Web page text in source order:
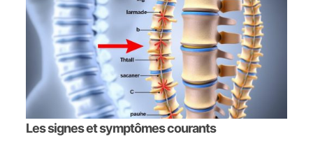
Les signes et symptômes courants